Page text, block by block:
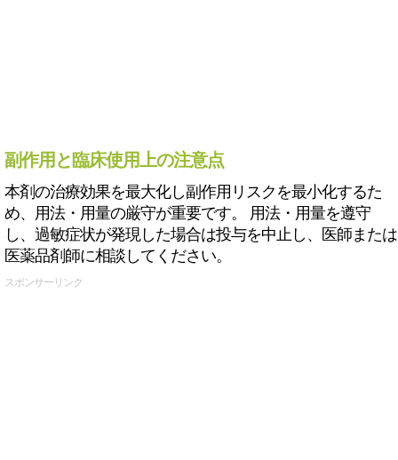
副作用と臨床使用上の注意点
本剤の治療効果を最大化し副作用リスクを最小化するた
め、用法・用量の厳守が重要です。 用法・用量を遵守
し、過敏症状が発現した場合は投与を中止し、医師または
医薬品剤師に相談してください。
スポンサーリンク